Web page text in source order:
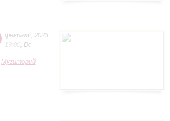
февраля 2023
19:00 Вс
Музиторий